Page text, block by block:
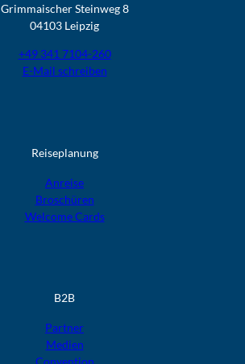
Grimmaischer Steinweg 8
04103 Leipzig
+49 341 7104-260
E-Mail schreiben
Reiseplanung
Anreise
Broschüren
Welcome Cards​​​​​​​
B2B
Partner
Medien
Convention